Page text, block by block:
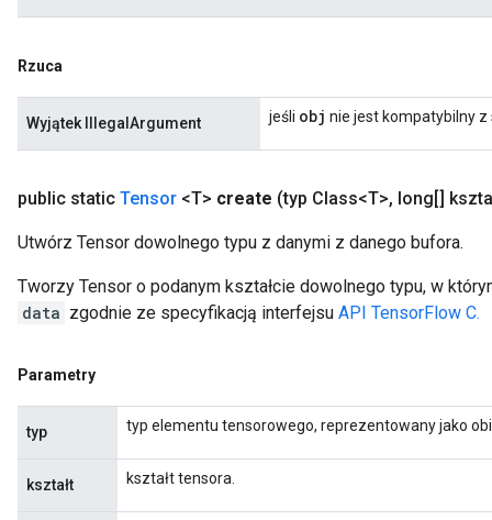
Rzuca
Wyjątek IllegalArgument jeśli obj nie jest kompatybilny
public static Tensor <T> create (typ Class<T>, long[]
Utwórz Tensor dowolnego typu z danymi z danego bufora.
Tworzy Tensor o podanym kształcie dowolnego typu, w
data zgodnie ze specyfikacją interfejsu API TensorFlow C.
Parametry
typ typ elementu tensorowego, reprezentowany jako
kształt kształt tensora.